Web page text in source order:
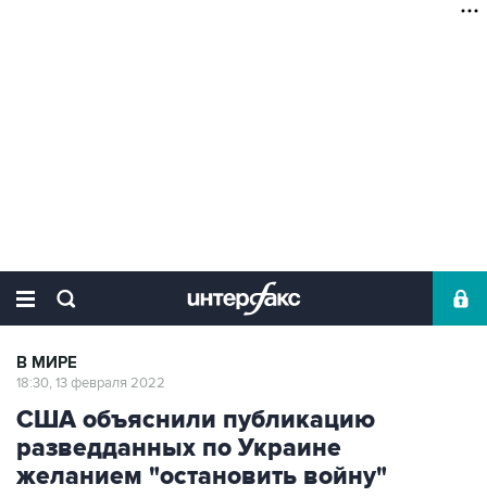
В МИРЕ
18:30, 13 февраля 2022
США объяснили публикацию
разведданных по Украине
желанием "остановить войну"